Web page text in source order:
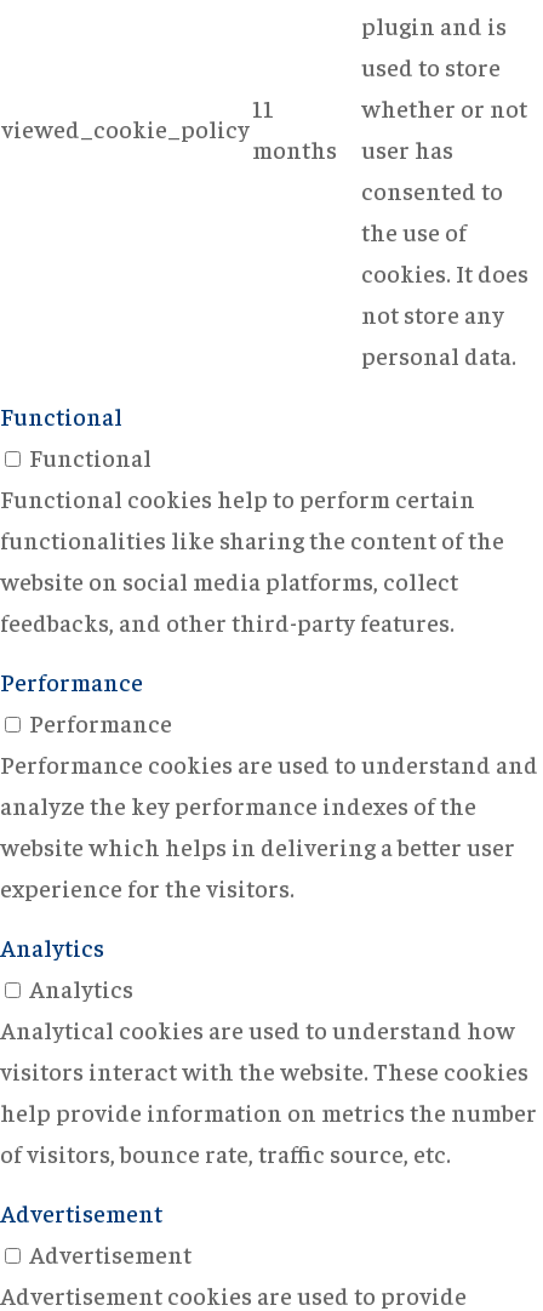
viewed_cookie_policy
11
months
plugin and is
used to store
whether or not
user has
consented to
the use of
cookies. It does
not store any
personal data.
Functional
Functional
Functional cookies help to perform certain
functionalities like sharing the content of the
website on social media platforms, collect
feedbacks, and other third-party features.
Performance
Performance
Performance cookies are used to understand and
analyze the key performance indexes of the
website which helps in delivering a better user
experience for the visitors.
Analytics
Analytics
Analytical cookies are used to understand how
visitors interact with the website. These cookies
help provide information on metrics the number
of visitors, bounce rate, traffic source, etc.
Advertisement
Advertisement
Advertisement cookies are used to provide